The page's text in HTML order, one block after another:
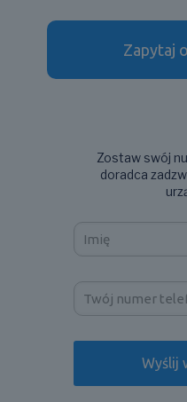
Zapytaj
Zostaw swój
doradca